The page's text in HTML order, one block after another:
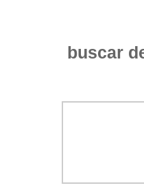
buscar